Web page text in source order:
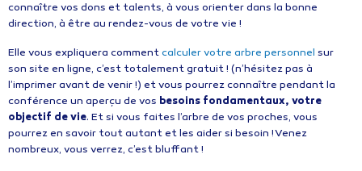
connaître vos dons et talents, à vous orienter dans la bonne
direction, à être au rendez-vous de votre vie !
Elle vous expliquera comment calculer votre arbre personnel sur
son site en ligne, c’est totalement gratuit ! (n’hésitez pas à
l’imprimer avant de venir !) et vous pourrez connaître pendant la
conférence un aperçu de vos besoins fondamentaux, votre
objectif de vie. Et si vous faites l’arbre de vos proches, vous
pourrez en savoir tout autant et les aider si besoin ! Venez
nombreux, vous verrez, c’est bluffant !